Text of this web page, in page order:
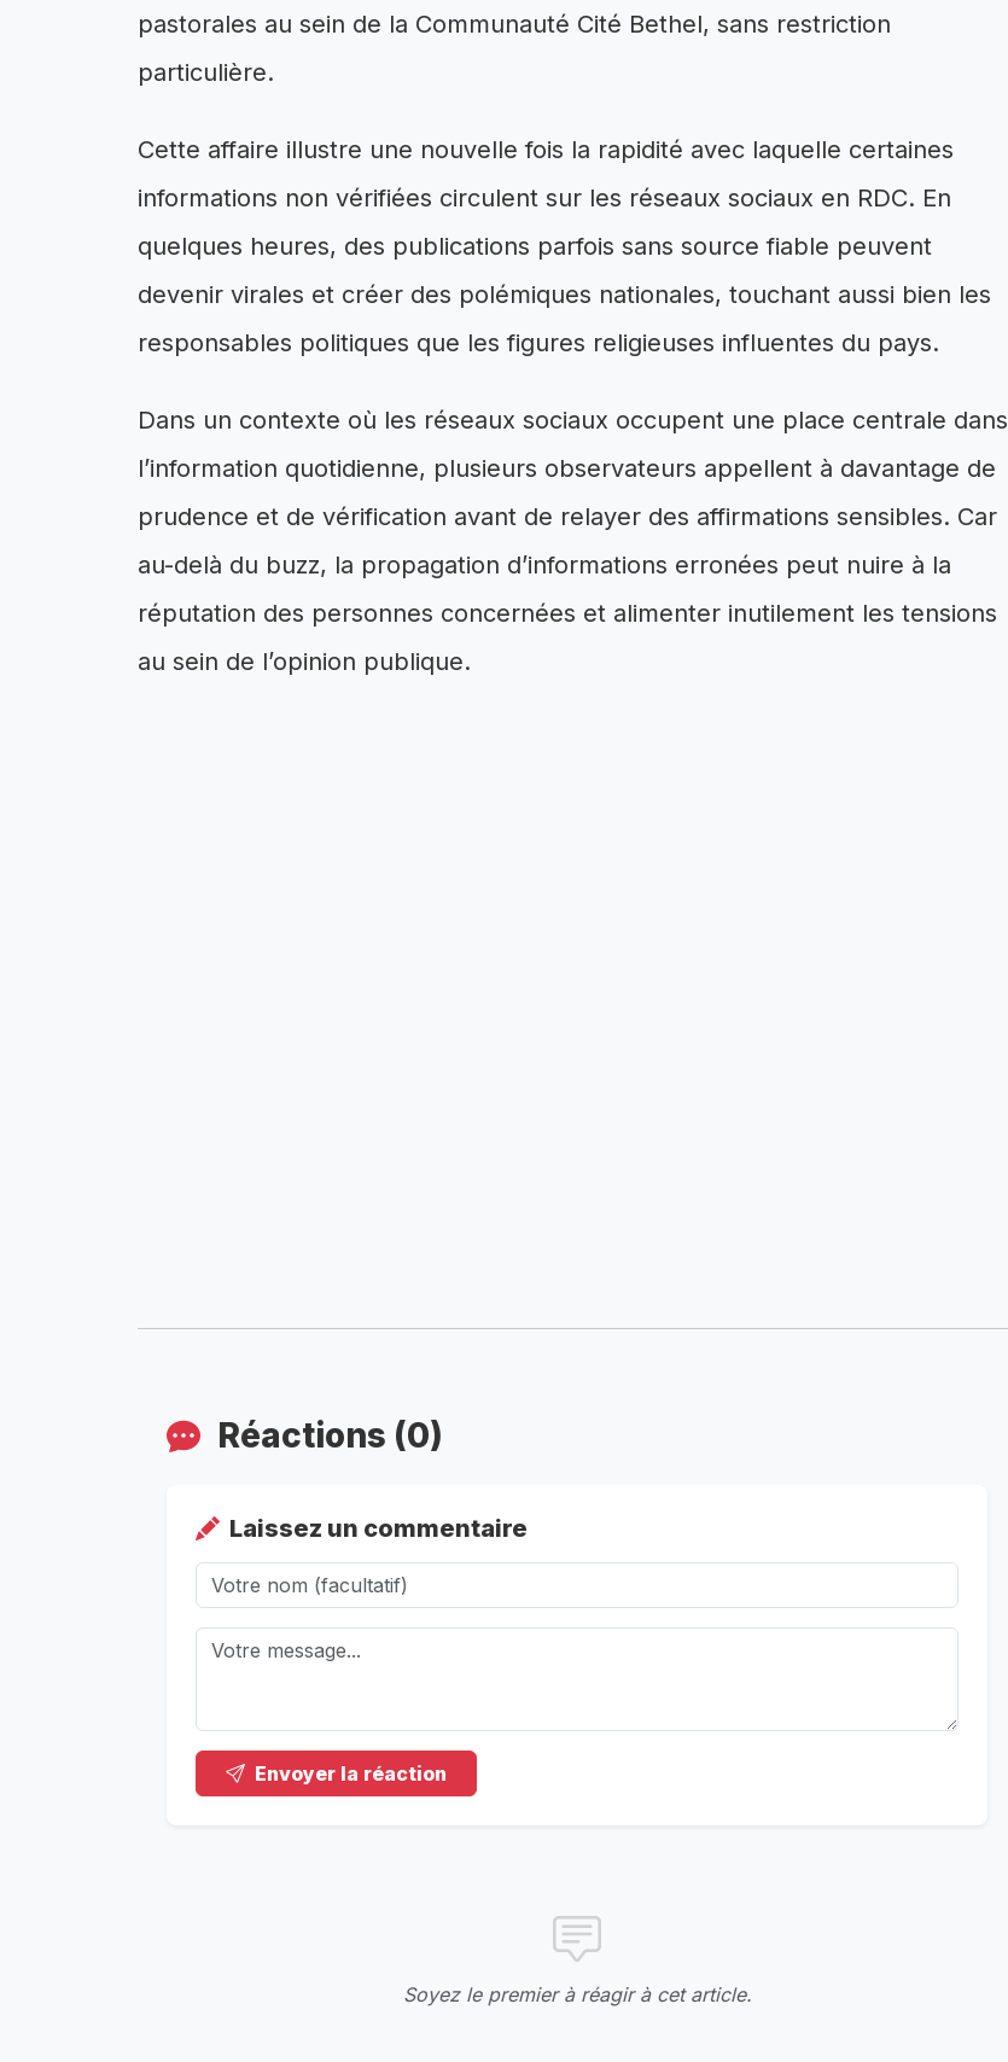
pastorales au sein de la Communauté Cité Bethel, sans restriction
particulière.
Cette affaire illustre une nouvelle fois la rapidité avec laquelle certaines
informations non vérifiées circulent sur les réseaux sociaux en RDC. En
quelques heures, des publications parfois sans source fiable peuvent
devenir virales et créer des polémiques nationales, touchant aussi bien les
responsables politiques que les figures religieuses influentes du pays.
Dans un contexte où les réseaux sociaux occupent une place centrale dans
l’information quotidienne, plusieurs observateurs appellent à davantage de
prudence et de vérification avant de relayer des affirmations sensibles. Car
au-delà du buzz, la propagation d’informations erronées peut nuire à la
réputation des personnes concernées et alimenter inutilement les tensions
au sein de l’opinion publique.
Réactions (0)
Laissez un commentaire
Envoyer la réaction
Soyez le premier à réagir à cet article.